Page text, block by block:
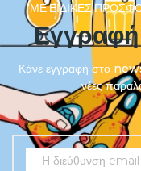
ΜΕ ΕΙΔΙΚΈΣ
Κάνε εγγραφή στο
νέες